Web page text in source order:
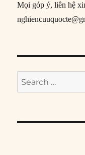
Mọi góp ý, liên hệ
Search
for: